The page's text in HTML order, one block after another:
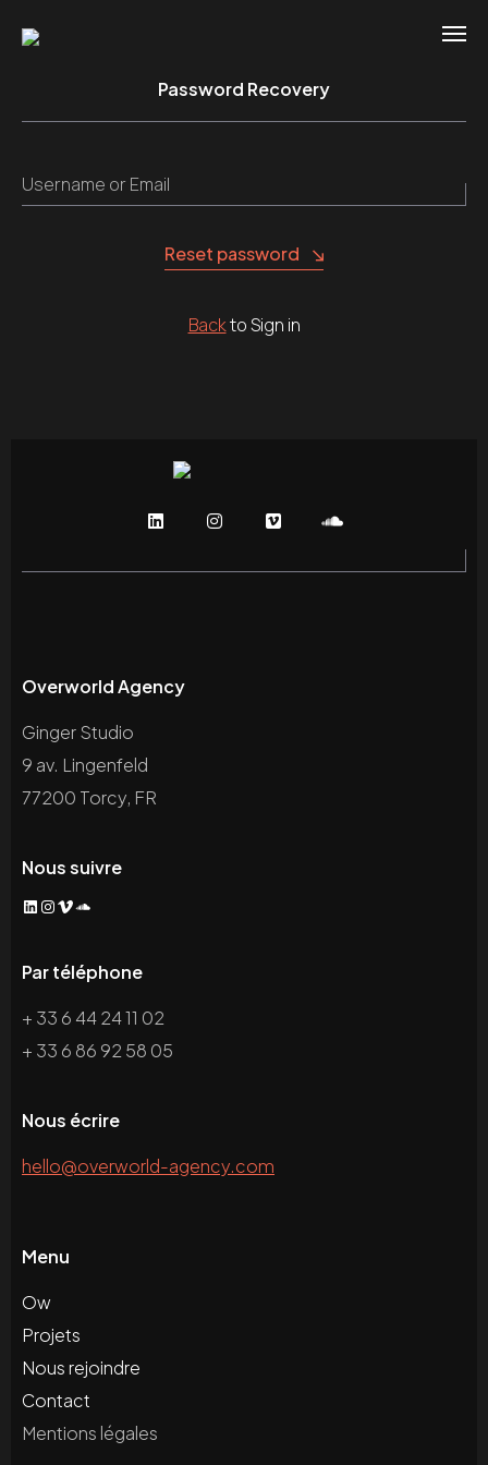
Password Recovery
Username or Email
Reset password
Backto Sign in
Overworld Agency
Ginger Studio
9 av. Lingenfeld
77200 Torcy, FR
Nous suivre
LinkedIn
Instagram
Vimeo
SoundCloud
Par téléphone
+ 33 6 44 24 11 02
+ 33 6 86 92 58 05
Nous écrire
hello@overworld-agency.com
Menu
Ow
Projets
Nous rejoindre
Contact
Mentions légales